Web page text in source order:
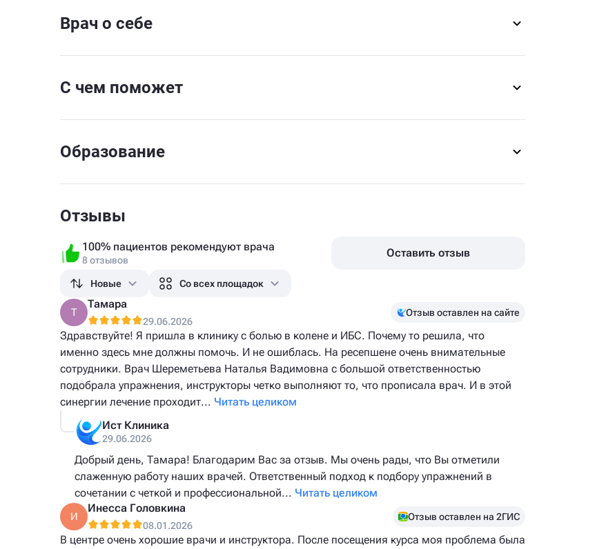
Врач о себе
С чем поможет
Образование
Отзывы
100% пациентов рекомендуют врача
8 отзывов
Оставить отзыв
Новые Со всех площадок
Т
Тамара
29.06.2026
Отзыв оставлен на сайте
Здравствуйте! Я пришла в клинику с болью в колене и ИБС. Почему то решила, что
именно здесь мне должны помочь. И не ошиблась. На ресепшене очень внимательные
сотрудники. Врач Шереметьева Наталья Вадимовна с большой ответственностью
подобрала упражнения, инструкторы четко выполняют то, что прописала врач. И в этой
синергии лечение проходит... Читать целиком
Ист Клиника
29.06.2026
Добрый день, Тамара! Благодарим Вас за отзыв. Мы очень рады, что Вы отметили
слаженную работу наших врачей. Ответственный подход к подбору упражнений в
сочетании с четкой и профессиональной... Читать целиком
И
Инесса Головкина
08.01.2026
Отзыв оставлен на 2ГИС
В центре очень хорошие врачи и инструктора. После посещения курса моя проблема была